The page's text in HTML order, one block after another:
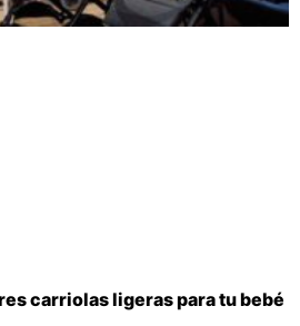
carriolas ligeras para tu bebé